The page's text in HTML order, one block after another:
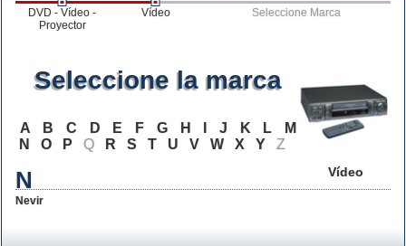
DVD - Vídeo -
Proyector
Vídeo Seleccione Marca
Vídeo
Seleccione la marca
A B C D E F G H J K L
M
N
O P Q R S T U V W X Y Z
N
Nevir